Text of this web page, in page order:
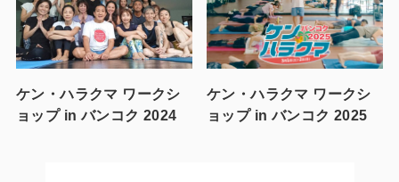
ケン・ハラクマ ワークシ
ョップ in バンコク 2024
ケン・ハラクマ ワークシ
ョップ in バンコク 2025